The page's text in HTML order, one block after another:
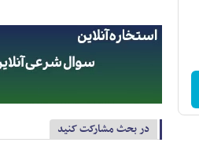
در بحث مشارکت کنید